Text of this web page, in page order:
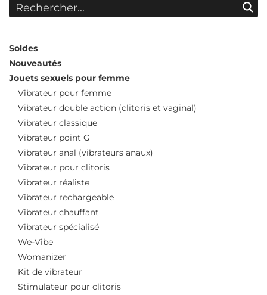
Soldes
Nouveautés
Jouets sexuels pour femme
Vibrateur pour femme
Vibrateur double action (clitoris et vaginal)
Vibrateur classique
Vibrateur point G
Vibrateur anal (vibrateurs anaux)
Vibrateur pour clitoris
Vibrateur réaliste
Vibrateur rechargeable
Vibrateur chauffant
Vibrateur spécialisé
We-Vibe
Womanizer
Kit de vibrateur
Stimulateur pour clitoris